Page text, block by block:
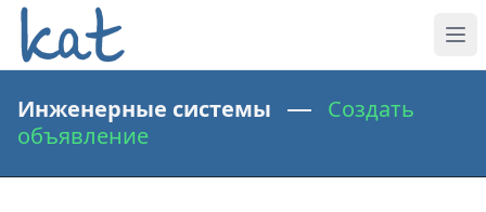
Инженерные системы — Создать
объявление